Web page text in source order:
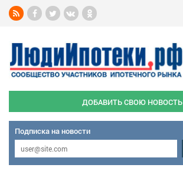
ДОБАВИТЬ СВОЮ НОВОСТЬ
Подписка на новости